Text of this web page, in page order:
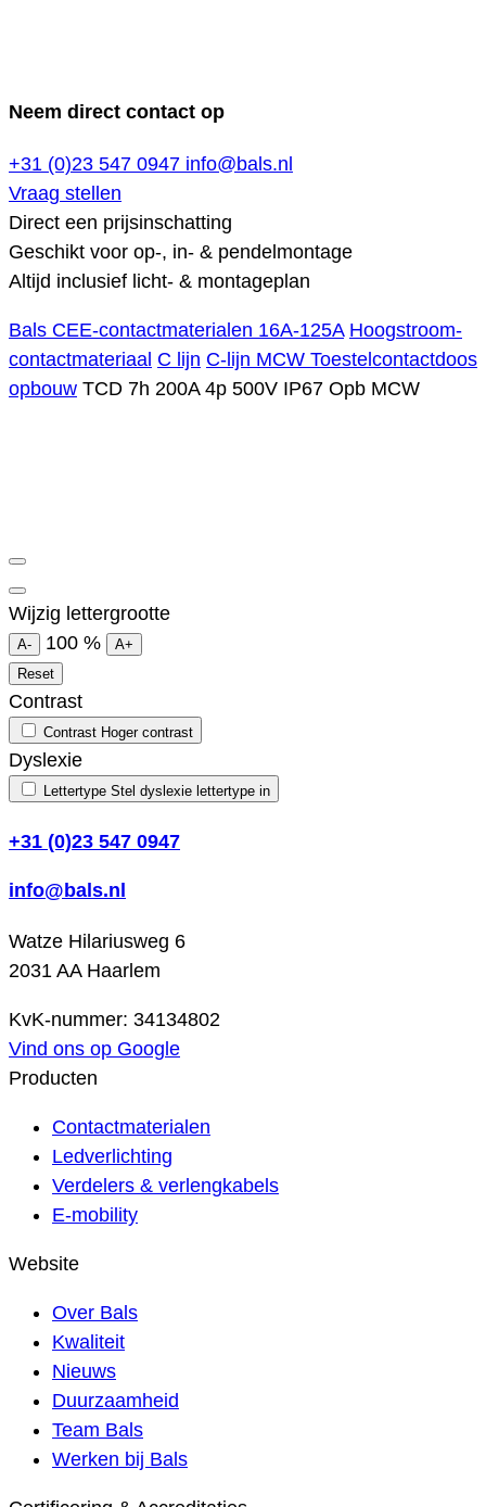
Neem direct contact op
+31 (0)23 547 0947 info@bals.nl
Vraag stellen
Direct een prijsinschatting
Geschikt voor op-, in- & pendelmontage
Altijd inclusief licht- & montageplan
Bals CEE-contactmaterialen 16A-125A Hoogstroom-
contactmateriaal C lijn C-lijn MCW Toestelcontactdoos
opbouw TCD 7h 200A 4p 500V IP67 Opb MCW
Wijzig lettergrootte
A- 100 %
A+
Reset
Contrast
Contrast Hoger contrast
Dyslexie
Lettertype Stel dyslexie lettertype in
+31 (0)23 547 0947
info@bals.nl
Watze Hilariusweg 6
2031 AA Haarlem
KvK-nummer: 34134802
Vind ons op Google
Producten
Contactmaterialen
Ledverlichting
Verdelers & verlengkabels
E-mobility
Website
Over Bals
Kwaliteit
Nieuws
Duurzaamheid
Team Bals
Werken bij Bals